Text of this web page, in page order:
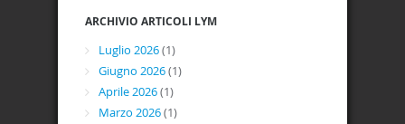
ARCHIVIO ARTICOLI LYM
Luglio 2026(1)
Giugno 2026(1)
Aprile 2026(1)
Marzo 2026(1)